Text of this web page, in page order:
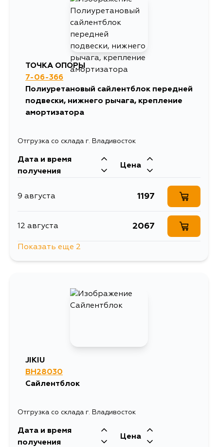
ТОЧКА ОПОРЫ
7-06-366
Полиуретановый сайлентблок передней
подвески, нижнего рычага, крепление
амортизатора
Отгрузка со склада г. Владивосток
Дата и время
получения
Цена
9 августа 1197
12 августа 2067
Показать еще 2
JIKIU
BH28030
Сайлентблок
Отгрузка со склада г. Владивосток
Дата и время
получения
Цена